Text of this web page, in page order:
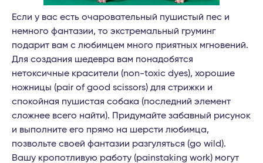
Если у вас есть очаровательный пушистый пес и
немного фантазии, то экстремальный груминг
подарит вам с любимцем много приятных мгновений.
Для создания шедевра вам понадобятся
нетоксичные красители (non-toxic dyes), хорошие
ножницы (pair of good scissors) для стрижки и
спокойная пушистая собака (последний элемент
сложнее всего найти). Придумайте забавный рисунок
и выполните его прямо на шерсти любимца,
позвольте своей фантазии разгуляться (go wild).
Вашу кропотливую работу (painstaking work) могут